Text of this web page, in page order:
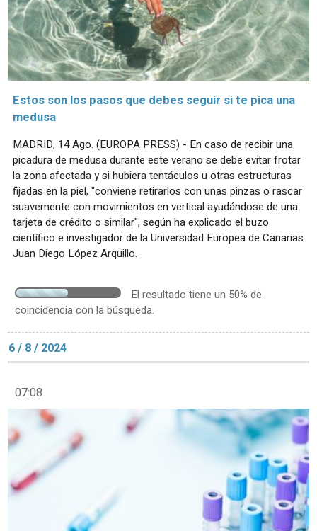
Estos son los pasos que debes seguir si te pica una
medusa
MADRID, 14 Ago. (EUROPA PRESS) - En caso de recibir una
picadura de medusa durante este verano se debe evitar frotar
la zona afectada y si hubiera tentáculos u otras estructuras
fijadas en la piel, "conviene retirarlos con unas pinzas o rascar
suavemente con movimientos en vertical ayudándose de una
tarjeta de crédito o similar", según ha explicado el buzo
científico e investigador de la Universidad Europea de Canarias
Juan Diego López Arquillo.
El resultado tiene un 50% de
coincidencia con la búsqueda.
6 / 8 / 2024
07:08